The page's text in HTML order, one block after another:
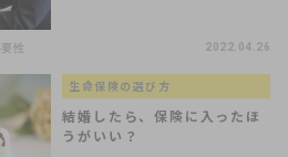
性 2022.04.26
生命保険の選び方
結婚したら、保険に入ったほ
うがいい？